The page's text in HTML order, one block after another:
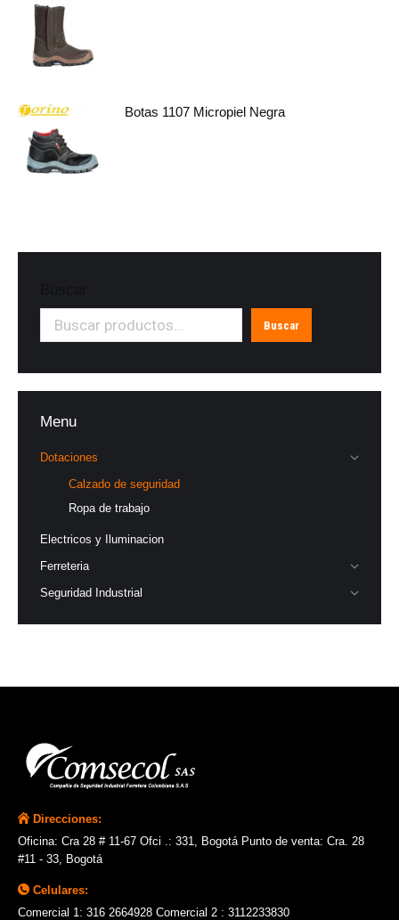
Botas 1107 Micropiel Negra
Buscar
Menu
Dotaciones
Calzado de seguridad
Ropa de trabajo
Electricos y Iluminacion
Ferreteria
Seguridad Industrial
Direcciones:
Oficina: Cra 28 # 11-67 Ofci .: 331, Bogotá Punto de venta: Cra. 28
#11 - 33, Bogotá
Celulares:
Comercial 1: 316 2664928 Comercial 2 : 3112233830